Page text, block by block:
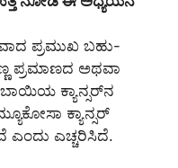
ಪ್ರಮುಖ ಬಹು-
ಪ್ರಮಾಣದ ಅಥವಾ
ಕ್ಯಾನ್ಸರ್‌ನ
ಕ್ಯಾನ್ಸರ್
ಎಂದು ಎಚ್ಚರಿಸಿದೆ.